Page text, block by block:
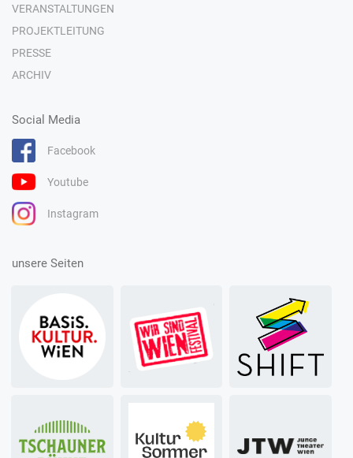
VERANSTALTUNGEN
PROJEKTLEITUNG
PRESSE
ARCHIV
Social Media
Facebook
Youtube
Instagram
unsere Seiten